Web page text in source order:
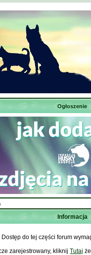
Ogłoszenie
Informacja
Dostęp do tej części forum
zarejestrowany, kliknijTutaj